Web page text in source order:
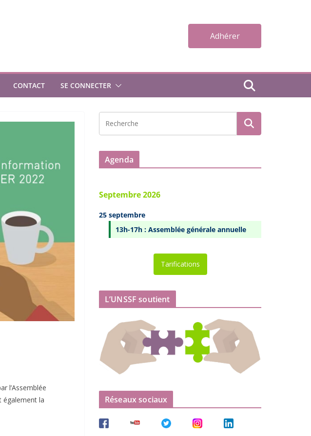
Adhérer
CONTACT SE CONNECTER
l’Assemblée
également la
Agenda
Septembre 2026
25 septembre
13h-17h : Assemblée générale annuelle
Tarifications
L’UNSSF soutient
Réseaux sociaux